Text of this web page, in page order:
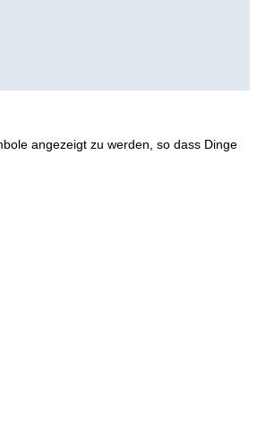
angezeigt zu werden, so dass Dinge